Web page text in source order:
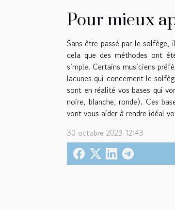
Pour mieux
Sans être passé par le solfège,
cela que des méthodes ont
simple. Certains musiciens
lacunes qui concernent le
sont en réalité vos bases qui
noire, blanche, ronde). Ces
vont vous aider à rendre idéal
30 octobre 2023 12:43